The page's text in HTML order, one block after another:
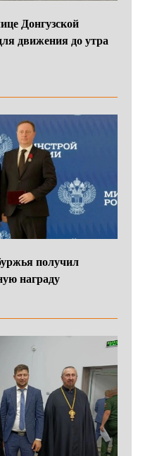
Донгузской
движения до утра
получил
награду